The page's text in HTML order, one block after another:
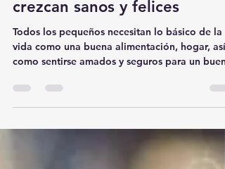
4 feb 2019 2 min de lectura
5 consejos para que los niños
crezcan sanos y felices
Todos los pequeños necesitan lo básico de la
vida como una buena alimentación, hogar, así